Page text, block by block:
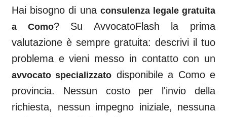
Hai bisogno di una consulenza legale gratuita
a Como? Su AvvocatoFlash la prima
valutazione è sempre gratuita: descrivi il tuo
problema e vieni messo in contatto con un
avvocato specializzato disponibile a Comoe
provincia. Nessun costo per l'invio della
richiesta, nessun impegno iniziale, nessuna